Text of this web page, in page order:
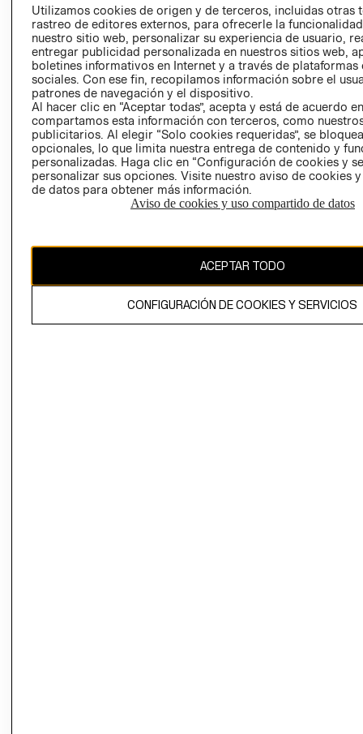
RELACIÓN CON
INVERSIONISTAS
POLÍTICA
EMPRESARIAL
- RETIRO EN
TIENDA
TÉRMINOS Y
CONDICIONES
AVISO DE
PRIVACIDAD
GIFT CARD
AVISO DE
COOKIES
CAMBIAR REGIÓN
Utilizamos cookies de origen y de terceros, incluidas otras
rastreo de editores externos, para ofrecerle la
nuestro sitio web, personalizar su experiencia de usuario,
entregar publicidad personalizada en nuestros sitios web,
boletines informativos en Internet y a través de plataformas
sociales. Con ese fin, recopilamos información sobre el
patrones de navegación y el dispositivo.
Al hacer clic en “Aceptar todas”, acepta y está de acuerdo
compartamos esta información con terceros, como
publicitarios. Al elegir “Solo cookies requeridas”, se
opcionales, lo que limita nuestra entrega de contenido y
personalizadas. Haga clic en “Configuración de cookies y
personalizar sus opciones. Visite nuestro aviso de cookies
de datos para obtener más información.
Aviso de cookies y uso compartido de datos
ACEPTAR TODO
CONFIGURACIÓN DE COOKIES Y SERVICIOS